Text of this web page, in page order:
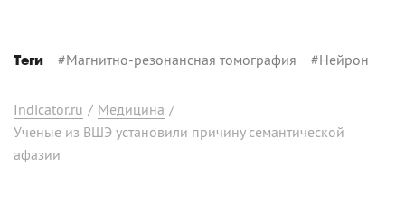
Теги #Магнитно-резонансная томография #Нейрон
Indicator.ru / Медицина /
Ученые из ВШЭ установили причину семантической
афазии